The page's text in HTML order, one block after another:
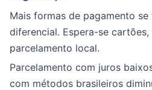
Mais formas de pagamento se
diferencial. Espera-se
parcelamento local.
Parcelamento com juros
com métodos brasileiros